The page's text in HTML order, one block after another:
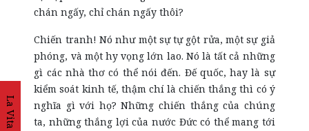
La Vita
chán ngấy, chỉ chán ngấy thôi?
Chiến tranh! Nó như một sự tự gột rửa, một sự giả
phóng, và một hy vọng lớn lao. Nó là tất cả những
gì các nhà thơ có thể nói đến. Đế quốc, hay là sự
kiểm soát kinh tế, thậm chí là chiến thắng thì có ý
nghĩa gì với họ? Những chiến thắng của chúng
ta, những thắng lợi của nước Đức có thể mang tới